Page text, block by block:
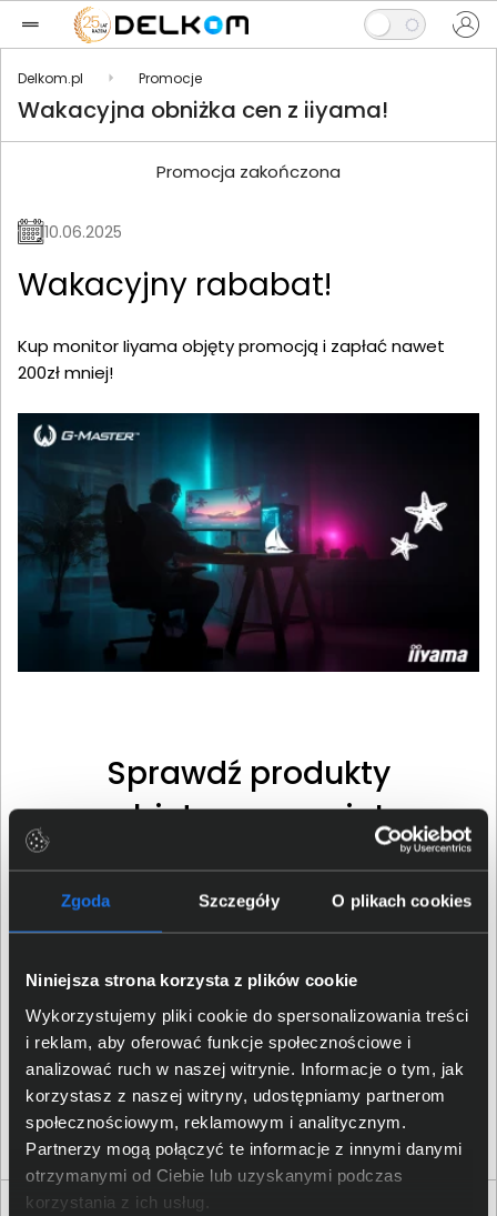
Zgoda Szczegóły O plikach cookies
Niniejsza strona korzysta z plików cookie
Wykorzystujemy pliki cookie do spersonalizowania treści
i reklam, aby oferować funkcje społecznościowe i
analizować ruch w naszej witrynie. Informacje o tym, jak
korzystasz z naszej witryny, udostępniamy partnerom
społecznościowym, reklamowym i analitycznym.
Partnerzy mogą połączyć te informacje z innymi danymi
otrzymanymi od Ciebie lub uzyskanymi podczas
korzystania z ich usług.
Delkom.pl Promocje
Wakacyjna obniżka cen z iiyama!
Promocja zakończona
10.06.2025
Wakacyjny rababat!
Kup monitor Iiyama objęty promocją i zapłać nawet
200zł mniej!
Sprawdź produkty
objęte promocją!
sprawdź
Udostępnij: